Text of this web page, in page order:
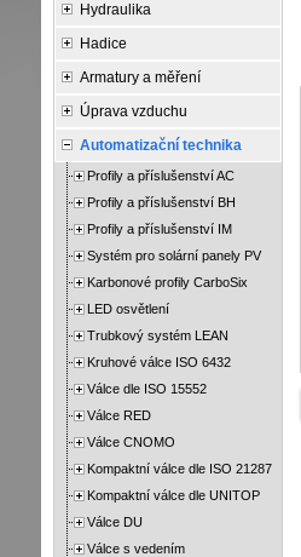
Hydraulika
Hadice
Armatury a měření
Úprava vzduchu
Automatizační technika
Profily a příslušenství AC
Profily a příslušenství BH
Profily a příslušenství IM
Systém pro solární panely PV
Karbonové profily CarboSix
LED osvětlení
Trubkový systém LEAN
Kruhové válce ISO 6432
Válce dle ISO 15552
Válce RED
Válce CNOMO
Kompaktní válce dle ISO 21287
Kompaktní válce dle UNITOP
Válce DU
Válce s vedením